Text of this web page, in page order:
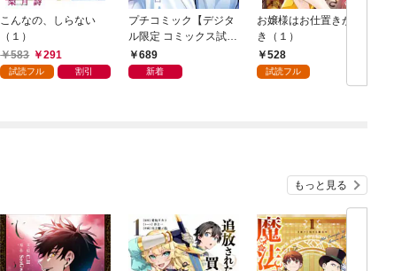
こんなの、しらない
（１）
583
291
試読フル 割引
プチコミック【デジタ
ル限定 コミックス試し
読み特典付き】 2026
年9月号（2026年8月7
689
新着
お嬢様はお仕置きが好
き（１）
528
試読フル
もっと見る